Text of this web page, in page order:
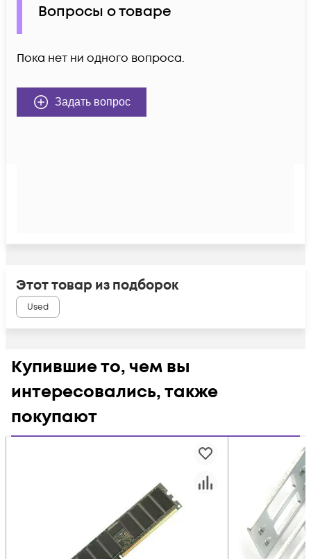
Вопросы о товаре
Пока нет ни одного вопроса.
Задать вопрос
Этот товар из подборок
Used
Купившие то, чем вы
интересовались, также
покупают